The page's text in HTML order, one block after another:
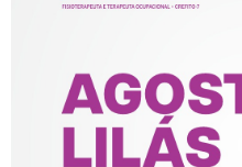
AGOSTO
PROTEGER